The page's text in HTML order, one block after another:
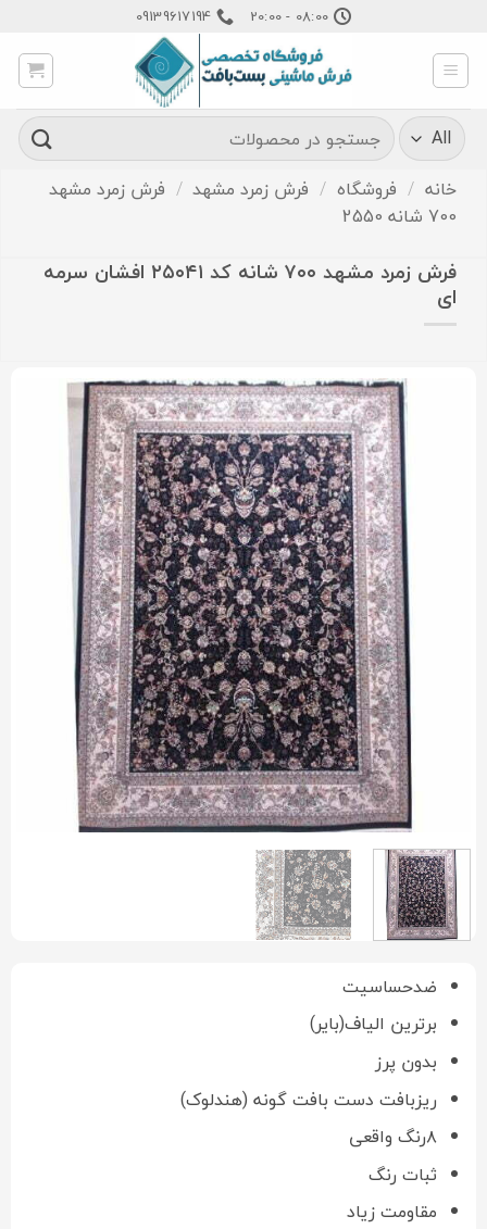
content
08:00 - 20:00
09139617194
جستجو
برای:
خانه / فروشگاه / فرش زمرد مشهد / فرش زمرد مشهد
700 شانه 2550
فرش زمرد مشهد ۷۰۰ شانه کد ۲۵۰۴۱ افشان سرمه
ای
ضدحساسیت
برترین الیاف(بایر)
بدون پرز
ریزبافت دست بافت گونه (هندلوک)
۸رنگ واقعی
ثبات رنگ
مقاومت زیاد